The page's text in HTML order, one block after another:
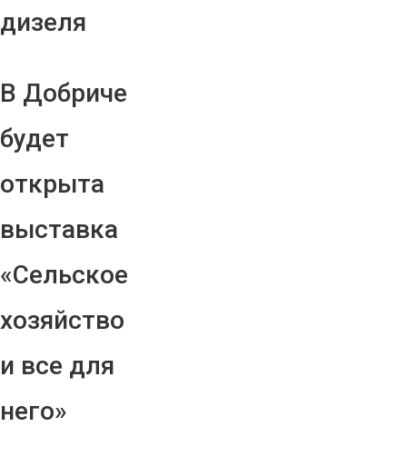
дизеля
В Добриче
будет
открыта
выставка
«Сельское
хозяйство
и все для
него»